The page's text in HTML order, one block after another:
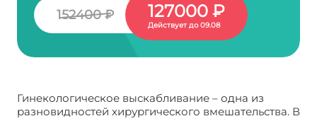
152400 ₽ 127000 ₽
Действует до 09.08
Гинекологическое выскабливание – одна из
разновидностей хирургического вмешательства. В